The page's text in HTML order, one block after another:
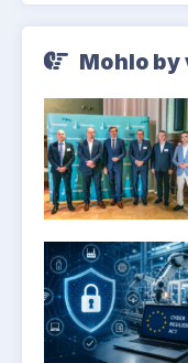
Mohlo by